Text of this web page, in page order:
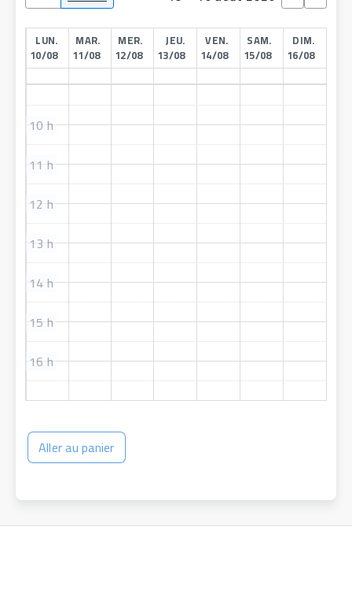
LUN.
10/08
MAR.
11/08
MER.
12/08
JEU.
13/08
VEN.
14/08
SAM.
15/08
DIM.
16/08
10 h
11 h
12 h
13 h
14 h
15 h
16 h
Aller au panier